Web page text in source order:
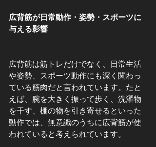
広背筋が日常動作・姿勢・スポーツに
与える影響
広背筋は筋トレだけでなく、日常生活
や姿勢、スポーツ動作にも深く関わっ
ている筋肉だと言われています。たと
えば、腕を大きく振って歩く、洗濯物
を干す、棚の物を引き寄せるといった
動作では、無意識のうちに広背筋が使
われていると考えられています。